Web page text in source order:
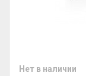
Нет в наличии